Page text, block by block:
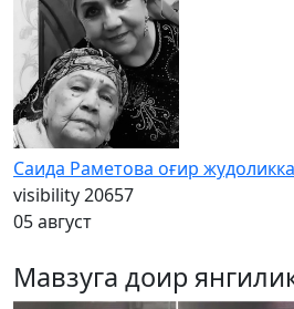
Саида Раметова оғир
visibility20657
05 август
Мавзуга доир